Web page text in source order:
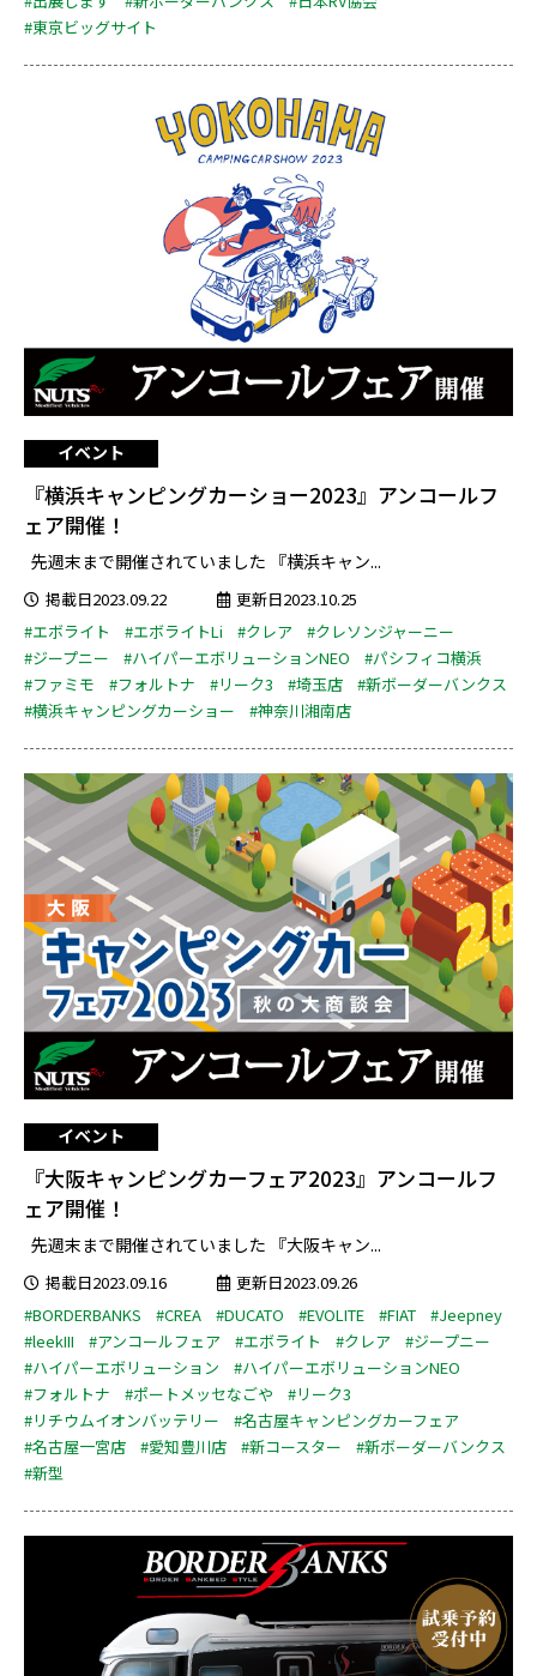
#東京ビッグサイト
イベント
『横浜キャンピングカーショー2023』アンコールフ
ェア開催！
先週末まで開催されていました 『横浜キャン...
掲載日2023.09.22
更新日2023.10.25
#エボライト
#エボライトLi #クレア
#クレソンジャーニー
#ジープニー
#ハイパーエボリューションNEO
#パシフィコ横浜
#ファミモ
#フォルトナ #リーク3 #埼玉店
#新ボーダーバンクス
#横浜キャンピングカーショー
#神奈川湘南店
イベント
『大阪キャンピングカーフェア2023』アンコールフ
ェア開催！
先週末まで開催されていました 『大阪キャン...
掲載日2023.09.16
更新日2023.09.26
#BORDERBANKS
#CREA #DUCATO #EVOLITE #FIAT
#Jeepney
#leekIII
#アンコールフェア #エボライト #クレア
#ジープニー
#ハイパーエボリューション
#ハイパーエボリューションNEO
#フォルトナ
#ポートメッセなごや
#リーク3
#リチウムイオンバッテリー
#名古屋キャンピングカーフェア
#名古屋一宮店
#愛知豊川店 #新コースター
#新ボーダーバンクス
#新型